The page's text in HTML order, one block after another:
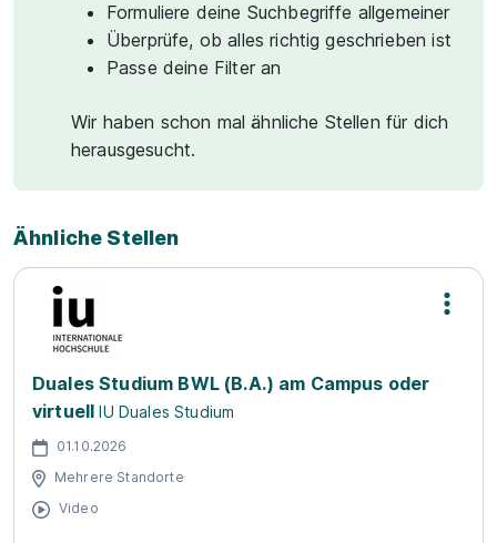
Formuliere deine Suchbegriffe allgemeiner
Überprüfe, ob alles richtig geschrieben ist
Passe deine Filter an
Wir haben schon mal ähnliche Stellen für dich
herausgesucht.
Ähnliche Stellen
Duales Studium BWL (B.A.) am Campus oder
virtuell IU Duales Studium
01.10.2026
Mehrere Standorte
Video